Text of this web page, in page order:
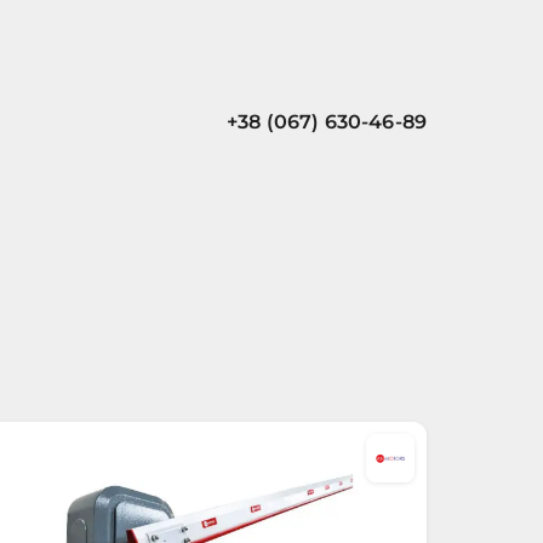
+38 (067) 630-46-89